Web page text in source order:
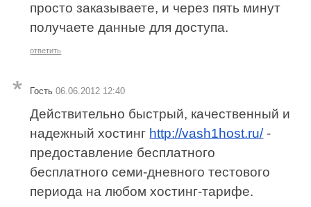
просто заказываете, и через пять минут
получаете данные для доступа.
ответить
Гость 06.06.2012 12:40
Действительно быстрый, качественный и
надежный хостинг http://vash1host.ru/-
предоставление бесплатного
бесплатного семи-дневного тестового
периода на любом хостинг-тарифе.